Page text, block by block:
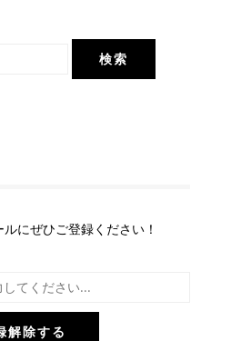
にぜひご登録ください！